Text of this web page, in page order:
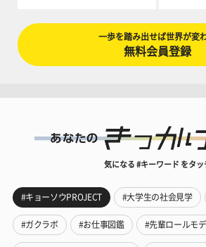
一歩を踏み出せば世界が変
無料会員登録
気になる #キーワード をタッ
#キョーソウPROJECT #大学生の社会見学
#ガクラボ #お仕事図鑑 #先輩ロールモ